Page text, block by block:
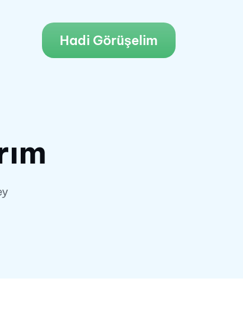
Hadi Görüşelim